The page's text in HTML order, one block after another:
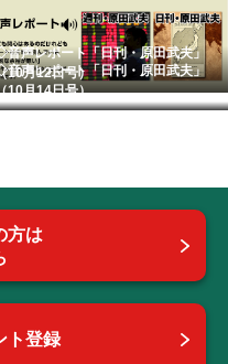
声レポート「日刊・原田武夫」
10月12日号）
声レポート「日刊・原田武夫」
10月14日号）...
方は
ト登録